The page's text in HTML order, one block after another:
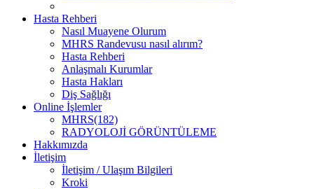
Hasta Rehberi
Nasıl Muayene Olurum
MHRS Randevusu nasıl alırım?
Hasta Rehberi
Anlaşmalı Kurumlar
Hasta Hakları
Diş Sağlığı
Online İşlemler
MHRS(182)
RADYOLOJİ GÖRÜNTÜLEME
Hakkımızda
İletişim
İletişim / Ulaşım Bilgileri
Kroki